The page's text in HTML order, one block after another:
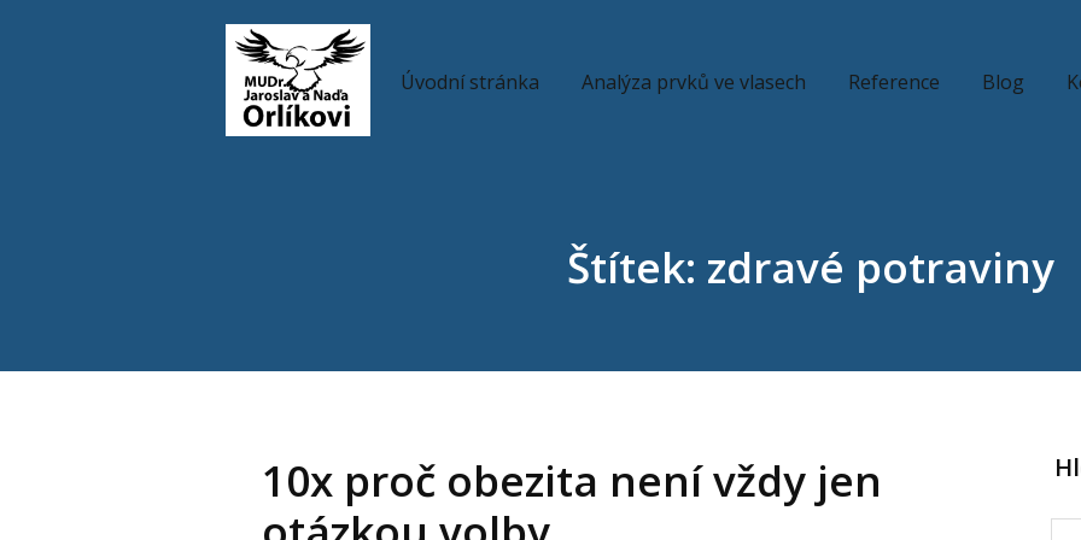
Úvodní stránka Analýza prvků ve vlasech Reference Blog
Štítek: zdravé potraviny
10x proč obezita není vždy jen